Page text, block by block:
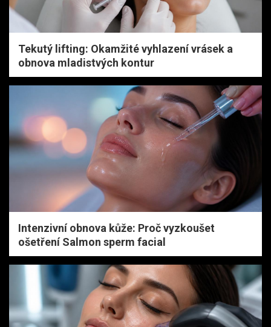
Tekutý lifting: Okamžité vyhlazení vrásek a
obnova mladistvých kontur
Intenzivní obnova kůže: Proč vyzkoušet
ošetření Salmon sperm facial